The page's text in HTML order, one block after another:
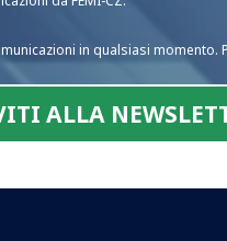
in qualsiasi